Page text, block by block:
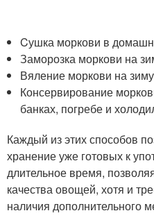
Cушка моркови в
Заморозка моркови на
Вяление моркови на
Консервирование
банках, погребе и
Каждый из этих способов
хранение уже готовых к
длительное время,
качества овощей, хотя и
наличия дополнительного